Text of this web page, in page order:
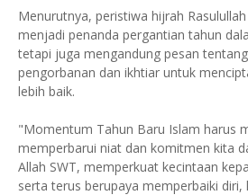
Menurutnya, peristiwa hijrah
menjadi penanda pergantian tahun
tetapi juga mengandung pesan
pengorbanan dan ikhtiar untuk
lebih baik.
"Momentum Tahun Baru Islam harus
memperbarui niat dan komitmen kita
Allah SWT, memperkuat kecintaan
serta terus berupaya memperbaiki